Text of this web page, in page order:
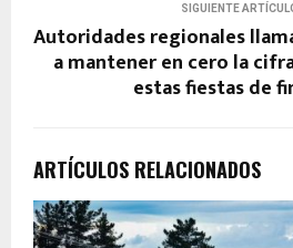
SIGUIENTE
Autoridades regionales
a mantener en cero la
estas fiestas de
ARTÍCULOS RELACIONADOS